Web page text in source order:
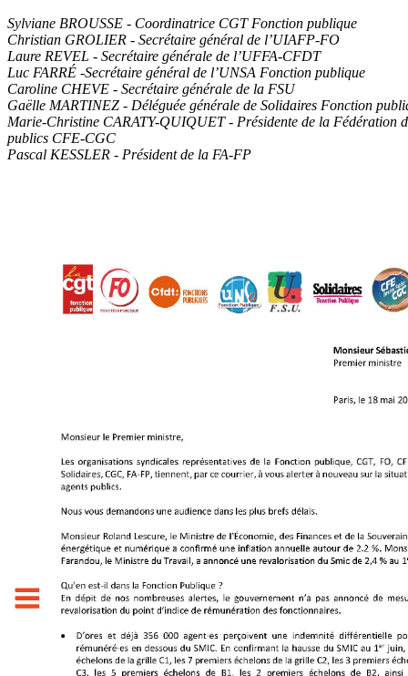
Sylviane BROUSSE - Coordinatrice CGT Fonction publique
Christian GROLIER - Secrétaire général de l’UIAFP-FO
Laure REVEL - Secrétaire générale de l’UFFA-CFDT
Luc FARRÉ -Secrétaire général de l’UNSA Fonction publique
Caroline CHEVE - Secrétaire générale de la FSU
Gaëlle MARTINEZ - Déléguée générale de Solidaires Fonction
Marie-Christine CARATY-QUIQUET - Présidente de la Fédération
publics CFE-CGC
Pascal KESSLER - Président de la FA-FP